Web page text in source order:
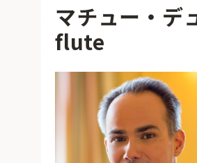
マチュー・
flute